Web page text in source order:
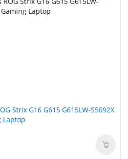
Strix G16 G615 G615LW-S5092X
Laptop